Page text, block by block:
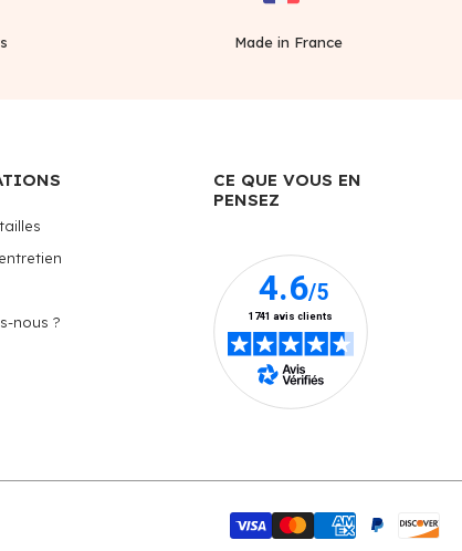
Made in France
nous ?
CE QUE VOUS EN
PENSEZ